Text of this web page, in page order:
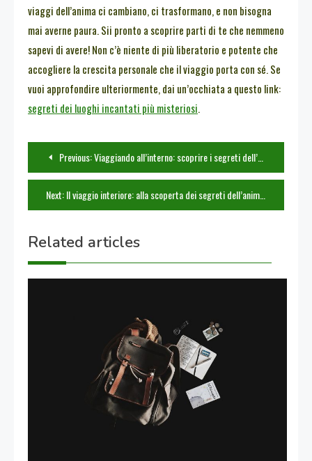
viaggi dell’anima ci cambiano, ci trasformano, e non bisogna
mai averne paura. Sii pronto a scoprire parti di te che nemmeno
sapevi di avere! Non c’è niente di più liberatorio e potente che
accogliere la crescita personale che il viaggio porta con sé. Se
vuoi approfondire ulteriormente, dai un’occhiata a questo link:
segreti dei luoghi incantati più misteriosi.
Navigazione
articoli
Previous:Viaggiando all’interno: scoprire i segreti dell’anima
Next:Il viaggio interiore: alla scoperta dei segreti dell’anima
Related articles